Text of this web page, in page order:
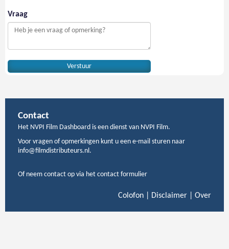
Vraag
Contact
Het NVPI Film Dashboard is een dienst van NVPI Film.
Voor vragen of opmerkingen kunt u een e-mail sturen naar
info@filmdistributeurs.nl.
Of neem contact op via het contact formulier
Colofon Disclaimer Over